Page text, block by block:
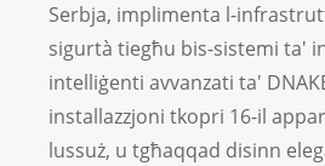
Serbja, implimenta l-
sigurtà tiegħu bis-sistemi ta'
intelliġenti avvanzati ta'
installazzjoni tkopri 16-il
lussuż, u tgħaqqad disinn